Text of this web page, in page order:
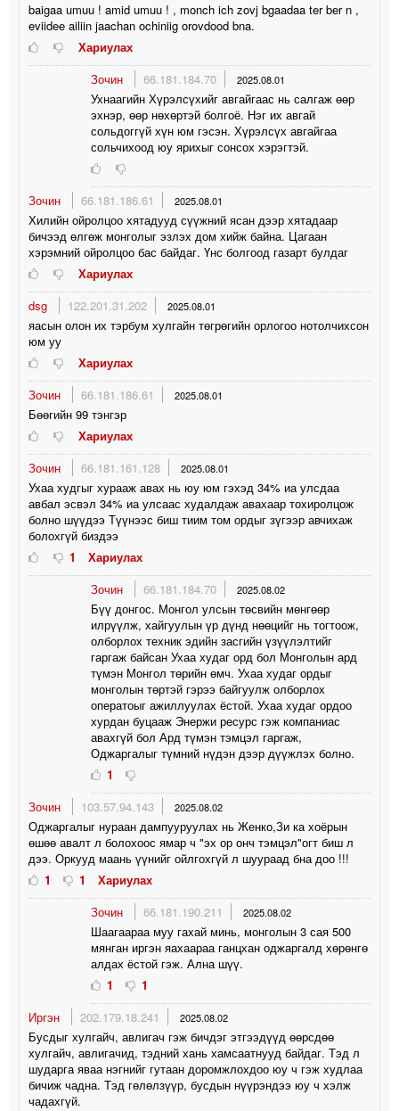
baigaa umuu ! amid umuu ! , monch ich zovj bgaadaa ter ber n ,
eviidee ailiin jaachan ochiniig orovdood bna.
Хариулах
Зочин
66.181.184.70 2025.08.01
Ухнаагийн Хүрэлсүхийг авгайгаас нь салгаж өөр
эхнэр, өөр нөхөртэй болгоё. Нэг их авгай
сольдоггүй хүн юм гэсэн. Хүрэлсүх авгайгаа
сольчихоод юу ярихыг сонсох хэрэгтэй.
Зочин 66.181.186.61 2025.08.01
Хилийн ойролцоо хятадууд сүүжний ясан дээр хятадаар
бичээд өлгөж монголыг эзлэх дом хийж байна. Цагаан
хэрэмний ойролцоо бас байдаг. Үнс болгоод газарт булдаг
Хариулах
dsg
122.201.31.202 2025.08.01
яасын олон их тэрбум хулгайн төгрөгийн орлогоо нотолчихсон
юм уу
Хариулах
Зочин
66.181.186.61 2025.08.01
Бөөгийн 99 тэнгэр
Хариулах
Зочин
66.181.161.128 2025.08.01
Ухаа худгыг хурааж авах нь юу юм гэхэд 34% иа улсдаа
авбал эсвэл 34% иа улсаас худалдаж авахаар тохиролцож
болно шүүдээ Түүнээс биш тиим том ордыг зүгээр авчихаж
болохгүй биздээ
1
Хариулах
Зочин
66.181.184.70 2025.08.02
Бүү донгос. Монгол улсын төсвийн мөнгөөр
илрүүлж, хайгуулын үр дүнд нөөцийг нь тогтоож,
олборлох техник эдийн засгийн үзүүлэлтийг
гаргаж байсан Ухаа худаг орд бол Монголын ард
түмэн Монгол төрийн өмч. Ухаа худаг ордыг
монголын төртэй гэрээ байгуулж олборлох
оператоыг ажиллуулах ёстой. Ухаа худаг ордоо
хурдан буцааж Энержи ресурс гэж компаниас
авахгүй бол Ард түмэн тэмцэл гаргаж,
Оджаргалыг түмний нүдэн дээр дүүжлэх болно.
1
Зочин
103.57.94.143 2025.08.02
Оджаргалыг нураан дампууруулах нь Женко,Зи ка хоёрын
өшөө авалт л болохоос ямар ч "эх ор онч тэмцэл"огт биш л
дээ. Оркууд маань үүнийг ойлгохгүй л шуураад бна доо !!!
1
1
Хариулах
Зочин
66.181.190.211 2025.08.02
Шаагаараа муу гахай минь, монголын 3 сая 500
мянган иргэн яахаараа ганцхан оджаргалд хөрөнгө
алдах ёстой гэж. Ална шүү.
1
1
Иргэн
202.179.18.241 2025.08.02
Бусдыг хулгайч, авлигач гэж бичдэг этгээдүүд өөрсдөө
хулгайч, авлигачид, тэдний хань хамсаатнууд байдаг. Тэд л
шударга яваа нэгнийг гутаан доромжлохдоо юу ч гэж худлаа
бичиж чадна. Тэд гөлөлзүүр, бусдын нүүрэндээ юу ч хэлж
чадахгүй.